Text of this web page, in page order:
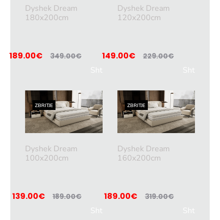
Sht
në
shp
ortë
Dyshek Dream
180x200cm
349.00€
189.00€
Sht
në
shp
ortë
Dyshek Dream
120x200cm
229.00€
149.00€
ZBRITJE
Sht
Dyshek Dream
100x200cm
189.00€
139.00€
ZBRITJE
Sht
Dyshek Dream
160x200cm
319.00€
189.00€